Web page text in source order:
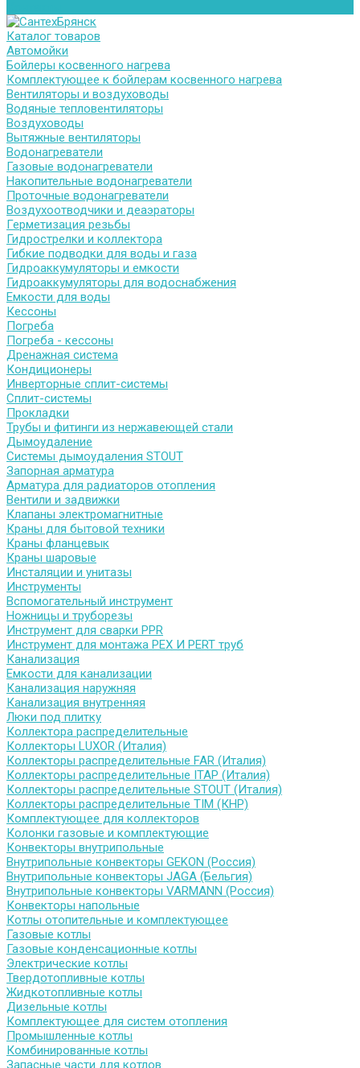
Каталог товаров
Автомойки
Бойлеры косвенного нагрева
Комплектующее к бойлерам косвенного нагрева
Вентиляторы и воздуховоды
Водяные тепловентиляторы
Воздуховоды
Вытяжные вентиляторы
Водонагреватели
Газовые водонагреватели
Накопительные водонагреватели
Проточные водонагреватели
Воздухоотводчики и деаэраторы
Герметизация резьбы
Гидрострелки и коллектора
Гибкие подводки для воды и газа
Гидроаккумуляторы и емкости
Гидроаккумуляторы для водоснабжения
Емкости для воды
Кессоны
Погреба
Погреба - кессоны
Дренажная система
Кондиционеры
Инверторные сплит-системы
Сплит-системы
Прокладки
Трубы и фитинги из нержавеющей стали
Дымоудаление
Системы дымоудаления STOUT
Запорная арматура
Арматура для радиаторов отопления
Вентили и задвижки
Клапаны электромагнитные
Краны для бытовой техники
Краны фланцевык
Краны шаровые
Инсталяции и унитазы
Инструменты
Вспомогательный инструмент
Ножницы и труборезы
Инструмент для сварки PPR
Инструмент для монтажа PEX И PERT труб
Канализация
Емкости для канализации
Канализация наружняя
Канализация внутренняя
Люки под плитку
Коллектора распределительные
Коллекторы LUXOR (Италия)
Коллекторы распределительные FAR (Италия)
Коллекторы распределительные ITAP (Италия)
Коллекторы распределительные STOUT (Италия)
Коллекторы распределительные TIM (КНР)
Комплектующее для коллекторов
Колонки газовые и комплектующие
Конвекторы внутрипольные
Внутрипольные конвекторы GEKON (Россия)
Внутрипольные конвекторы JAGA (Бельгия)
Внутрипольные конвекторы VARMANN (Россия)
Конвекторы напольные
Котлы отопительные и комплектующее
Газовые котлы
Газовые конденсационные котлы
Электрические котлы
Твердотопливные котлы
Жидкотопливные котлы
Дизельные котлы
Комплектующее для систем отопления
Промышленные котлы
Комбинированные котлы
Запасные части для котлов